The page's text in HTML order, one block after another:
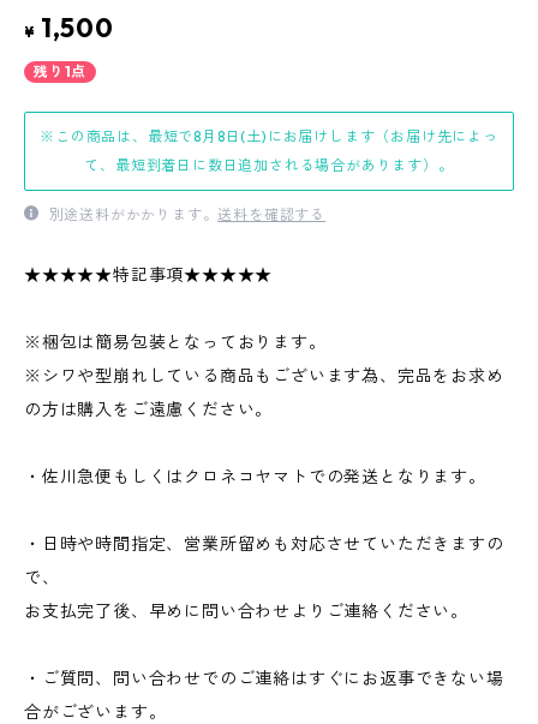
¥ 1,500
残り1点
※この商品は、最短で8月8日(土)にお届けします（お届け先によっ
て、最短到着日に数日追加される場合があります）。
別途送料がかかります。送料を確認する
★★★★★特記事項★★★★★
※梱包は簡易包装となっております。
※シワや型崩れしている商品もございます為、完品をお求め
の方は購入をご遠慮ください。
・佐川急便もしくはクロネコヤマトでの発送となります。
・日時や時間指定、営業所留めも対応させていただきますの
で、
お支払完了後、早めに問い合わせよりご連絡ください。
・ご質問、問い合わせでのご連絡はすぐにお返事できない場
合がございます。